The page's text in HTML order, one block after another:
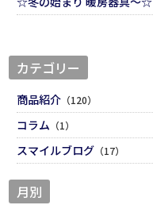
カテゴリー
商品紹介 （120）
コラム （1）
スマイルブログ （17）
月別